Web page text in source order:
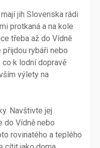
jih Slovenska rádi
protkaná a na kole
třeba až do Vídně
rybáři nebo
k lodní dopravě
výlety na
Navštivte jej
do Vídně nebo
rovinatého a teplého